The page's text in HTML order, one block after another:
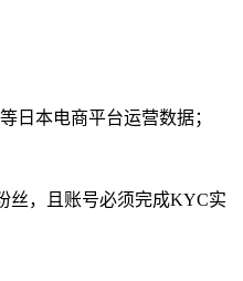
日本电商平台运营数据；
丝，且账号必须完成KYC实